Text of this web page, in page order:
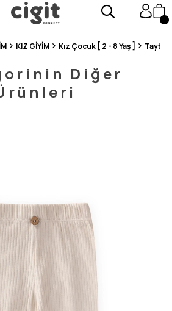
5 ÜZERİNDEN 4.8 PUAN ALDI ⭐⭐⭐⭐⭐
MUTLU MÜŞTERİ ❤️ 10 MİLYON ÜRÜN
KIZ GİYİM Kız Çocuk [ 2 - 8 Yaş ] Tayt
Diğer